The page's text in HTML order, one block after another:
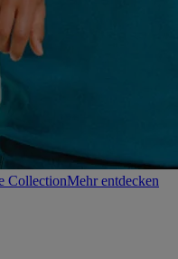
CollectionMehr entdecken